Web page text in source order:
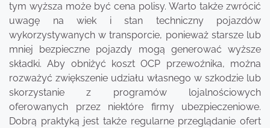
tym wyższa może być cena polisy. Warto także zwrócić
uwagę na wiek i stan techniczny pojazdów
wykorzystywanych w transporcie, ponieważ starsze lub
mniej bezpieczne pojazdy mogą generować wyższe
składki. Aby obniżyć koszt OCP przewoźnika, można
rozważyć zwiększenie udziału własnego w szkodzie lub
skorzystanie z programów lojalnościowych
oferowanych przez niektóre firmy ubezpieczeniowe.
Dobrą praktyką jest także regularne przeglądanie ofert